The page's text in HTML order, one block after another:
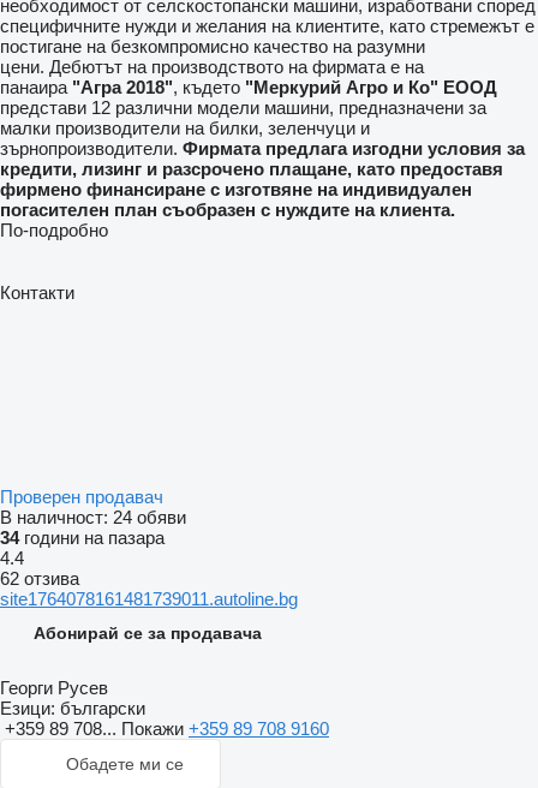
необходимост от селскостопански машини, изработвани според
специфичните нужди и желания на клиентите, като стремежът е
постигане на безкомпромисно качество на разумни
цени. Дебютът на производството на фирмата е на
панаира "Агра 2018", където "Меркурий Агро и Ко" ЕООД
представи 12 различни модели машини, предназначени за
малки производители на билки, зеленчуци и
зърнопроизводители. Фирмата предлага изгодни условия за
кредити, лизинг и разсрочено плащане, като предоставя
фирмено финансиране с изготвяне на индивидуален
погасителен план съобразен с нуждите на клиента.
По-подробно
Контакти
Проверен продавач
В наличност: 24 обяви
34години на пазара
4.4
62 отзива
site1764078161481739011.autoline.bg
Абонирай се за продавача
Георги Русев
Езици: български
+359 89 708... Покажи +359 89 708 9160
Обадете ми се